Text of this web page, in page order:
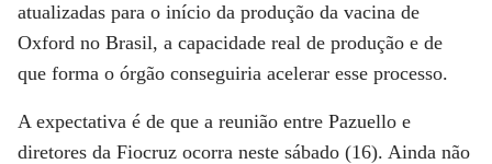
atualizadas para o início da produção da vacina de
Oxford no Brasil, a capacidade real de produção e de
que forma o órgão conseguiria acelerar esse processo.
A expectativa é de que a reunião entre Pazuello e
diretores da Fiocruz ocorra neste sábado (16). Ainda não